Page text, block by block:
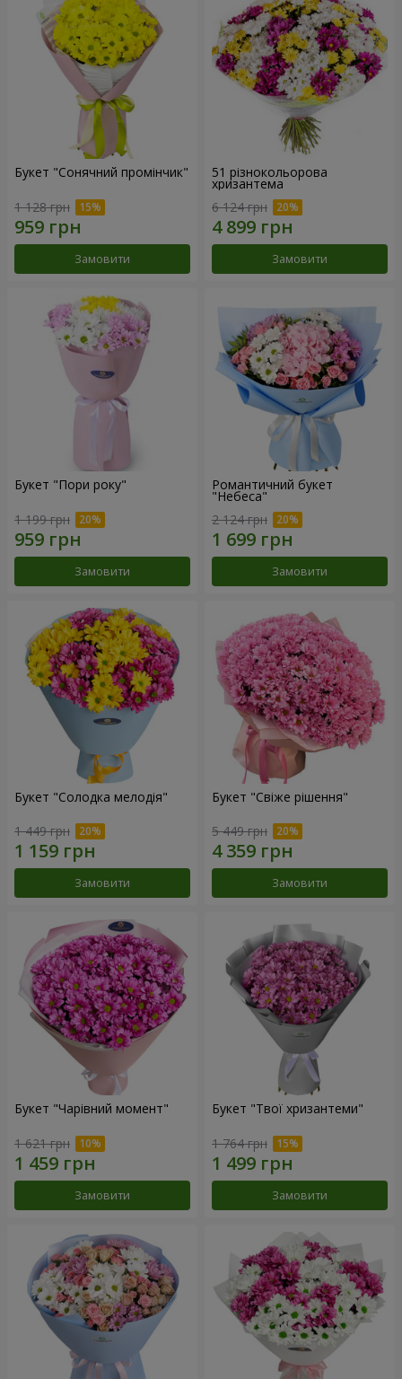
Букет "Сонячний промінчик"
1 128 грн
Замовити
51 різнокольорова
хризантема
6 124 грн
Замовити
Букет "Пори року"
1 199 грн
Замовити
Романтичний букет
"Небеса"
2 124 грн
Замовити
Букет "Солодка мелодія"
1 449 грн
Замовити
Букет "Свіже рішення"
5 449 грн
Замовити
Букет "Чарівний момент"
1 621 грн
Замовити
Букет "Твої хризантеми"
1 764 грн
Замовити